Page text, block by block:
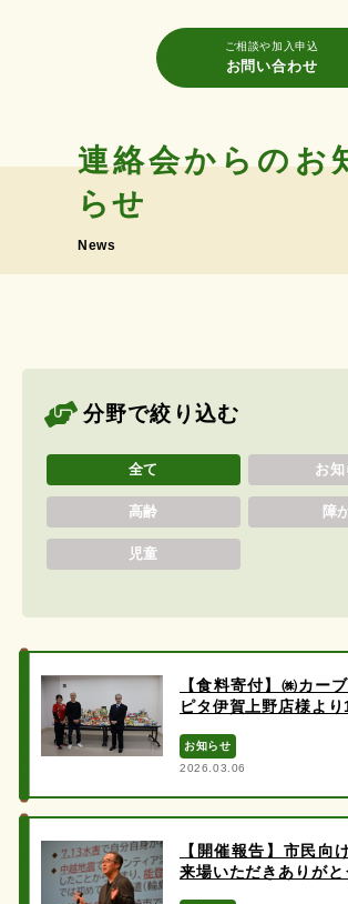
ご相談や加入申込
お問い合わせ
連絡会からのお
らせ
News
分野で絞り込む
全て お
高齢 障
児童
【食料寄付】㈱カー
ピタ伊賀上野店様よ
お知らせ
2026.03.06
【開催報告】市民向
来場いただきありが